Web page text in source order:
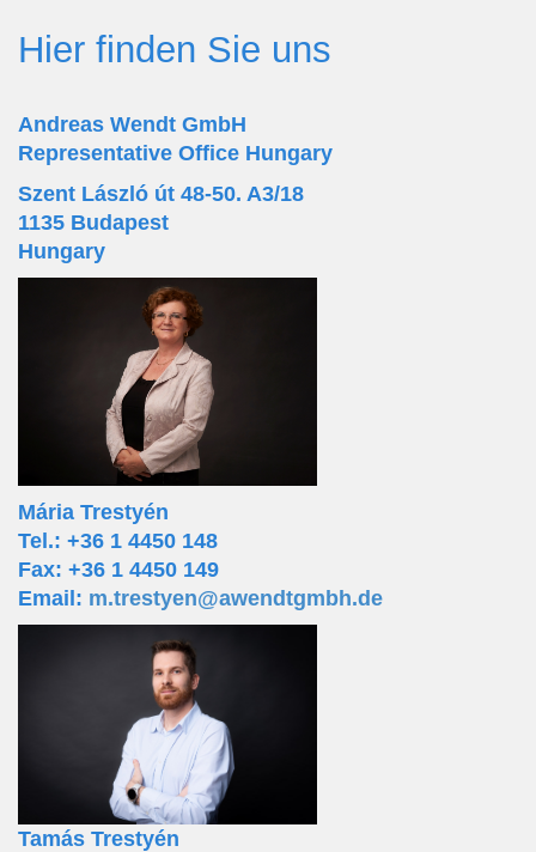
Hier finden Sie uns
Andreas Wendt GmbH
Representative Office Hungary
Szent László út 48-50. A3/18
1135 Budapest
Hungary
Mária Trestyén
Tel.: +36 1 4450 148
Fax: +36 1 4450 149
Email: m.trestyen@awendtgmbh.de
Tamás Trestyén